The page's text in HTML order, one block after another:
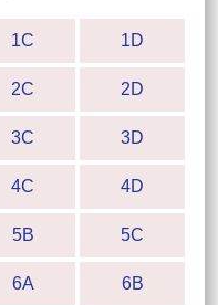
1C 1D
2C 2D
3C 3D
4C 4D
5B 5C
6A 6B